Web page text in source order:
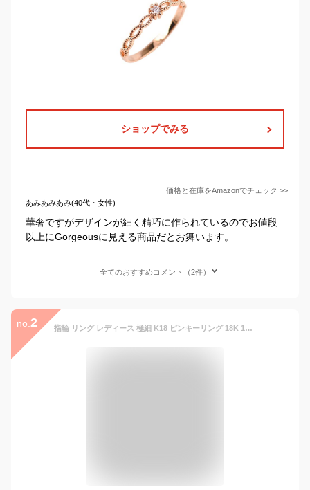
ショップでみる
価格と在庫をAmazonでチェック >>
あみあみあみ(40代・女性)
華奢ですがデザインが細く精巧に作られているのでお値段
以上にGorgeousに見える商品だとお舞います。
全てのおすすめコメント（2件）
no. 2 指輪 リング レディース 極細 K18 ピンキーリング 18K 18金 ゴールド プラチナ ピン クゴールド ホワイトゴールド シンプル 華奢 細い 細め ペアリング GOLD PG WG Pt900 0号 - 20号 0.7mm幅 つやあり つや消し マット 重ね着け 女性 彼女 妻